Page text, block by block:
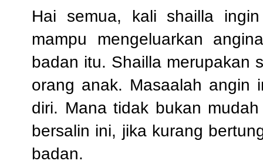
Hai semua, kali shailla
mampu mengeluarkan
badan itu. Shailla merupakan
orang anak. Masaalah angin
diri. Mana tidak bukan
bersalin ini, jika kurang
badan.